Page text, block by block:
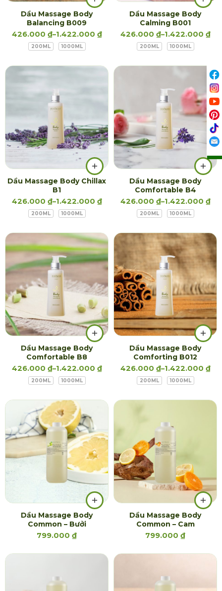
Dầu Massage Body
Balancing B009
426.000 ₫–1.422.000 ₫
200ML 1000ML
Dầu Massage Body
Calming B001
426.000 ₫–1.422.000 ₫
200ML 1000ML
Dầu Massage Body Chillax
B1
426.000 ₫–1.422.000 ₫
200ML 1000ML
Dầu Massage Body
Comfortable B4
426.000 ₫–1.422.000 ₫
200ML 1000ML
Dầu Massage Body
Comfortable B8
426.000 ₫–1.422.000 ₫
200ML 1000ML
Dầu Massage Body
Comforting B012
426.000 ₫–1.422.000 ₫
200ML 1000ML
Dầu Massage Body
Common – Bưởi
799.000 ₫
Dầu Massage Body
Common – Cam
799.000 ₫